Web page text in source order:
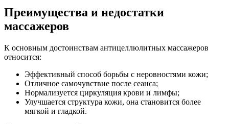
Преимущества и недостатки
массажеров
К основным достоинствам антицеллюлитных массажеров
относится:
Эффективный способ борьбы с неровностями кожи;
Отличное самочувствие после сеанса;
Нормализуется циркуляция крови и лимфы;
Улучшается структура кожи, она становится более
мягкой и гладкой.